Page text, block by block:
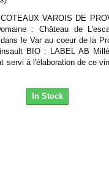
VAROIS DE
: Château de
le Var au coeur de la
BIO : LABEL AB
servi à l'élaboration de ce
In Stock